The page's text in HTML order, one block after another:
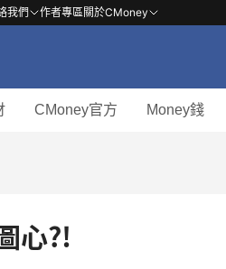
我們 作者專區關於CMoney
CMoney官方 Money錢
心?!